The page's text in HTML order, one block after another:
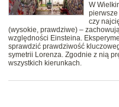
W
pierwsze
czy
(wysokie, prawdziwe) –
względności Einsteina.
sprawdzić prawdziwość
symetrii Lorenza. Zgodnie z nią
wszystkich kierunkach.